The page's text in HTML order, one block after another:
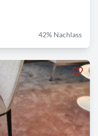
42% Nachlass